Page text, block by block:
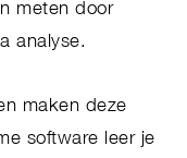
meten door
analyse.
maken deze
software leer je